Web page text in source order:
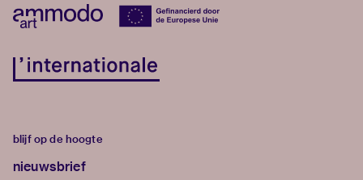
blijf op de hoogte
nieuwsbrief